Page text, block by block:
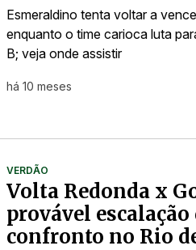
Esmeraldino tenta voltar a
enquanto o time carioca luta
B; veja onde assistir
há 10 meses
VERDÃO
Volta Redonda x
provável
confronto no Rio